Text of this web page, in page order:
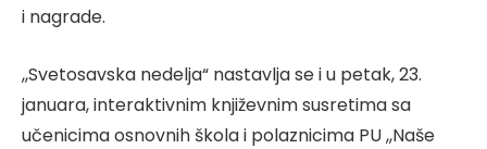
i nagrade.
,,Svetosavska nedelja“ nastavlja se i u petak, 23.
januara, interaktivnim književnim susretima sa
učenicima osnovnih škola i polaznicima PU ,,Naše